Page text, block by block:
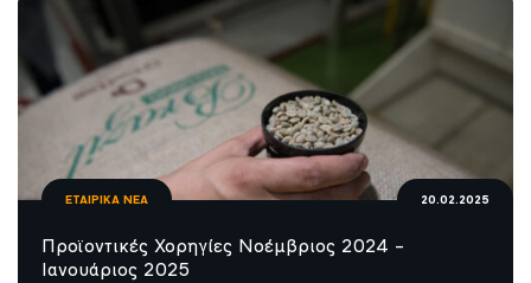
ΕΤΑΙΡΙΚΑ ΝΕΑ 20.02.2025
Προϊοντικές Χορηγίες Νοέμβριος 2024 –
Ιανουάριος 2025